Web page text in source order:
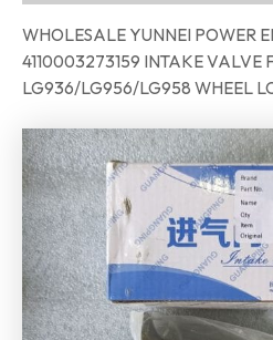
WHOLESALE YUNNEI POWER
4110003273159 INTAKE VALVE
LG936/LG956/LG958 WHEEL